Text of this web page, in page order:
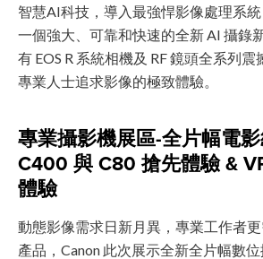
智慧AI科技，導入最強悍影像處理系
一個強大、可靠和快速的全新 AI 攝錄
有 EOS R 系統相機及 RF 鏡頭全系列
專業人士追求影像的極致體驗。
專業攝影機展區-全片幅電
C400 與 C80 搶先體驗 &
體驗
動態影像需求日新月異，專業工作者
產品，Canon 此次展示全新全片幅數